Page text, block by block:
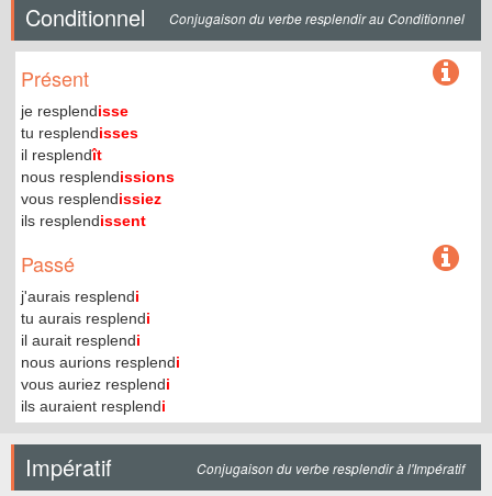
Conditionnel Conjugaison du verbe resplendir au Conditionnel
Présent
je resplendisse
tu resplendisses
il resplendît
nous resplendissions
vous resplendissiez
ils resplendissent
Passé
j'aurais resplendi
tu aurais resplendi
il aurait resplendi
nous aurions resplendi
vous auriez resplendi
ils auraient resplendi
Impératif Conjugaison du verbe resplendir à l'Impératif